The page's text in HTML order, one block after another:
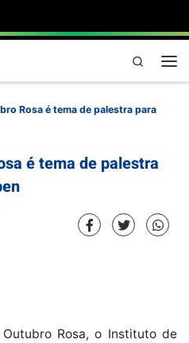
Pesquisa
Rosa é tema de palestra para
é tema de palestra
Rosa, o Instituto de